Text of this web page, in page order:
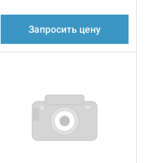
Запросить цену